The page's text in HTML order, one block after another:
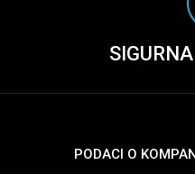
PODACI O